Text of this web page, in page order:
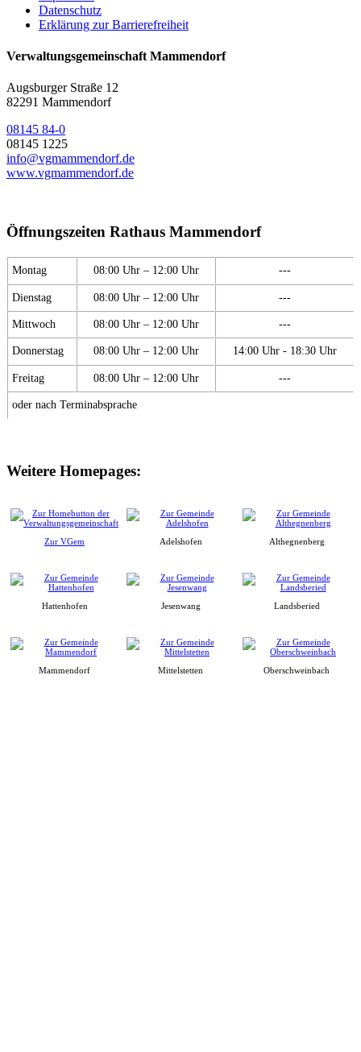
Datenschutz
Erklärung zur Barrierefreiheit
Verwaltungsgemeinschaft Mammendorf
Augsburger Straße 12
82291 Mammendorf
08145 84-0
08145 1225
info@vgmammendorf.de
www.vgmammendorf.de
Öffnungszeiten Rathaus Mammendorf
Montag 08:00 Uhr – 12:00 Uhr ---
Dienstag 08:00 Uhr – 12:00 Uhr ---
Mittwoch 08:00 Uhr – 12:00 Uhr ---
Donnerstag 08:00 Uhr – 12:00 Uhr 14:00 Uhr - 18:30 Uhr
Freitag 08:00 Uhr – 12:00 Uhr ---
oder nach Terminabsprache
Weitere Homepages:
Zur VGem Adelshofen Althegnenberg
Hattenhofen Jesenwang Landsberied
Mammendorf Mittelstetten Oberschweinbach